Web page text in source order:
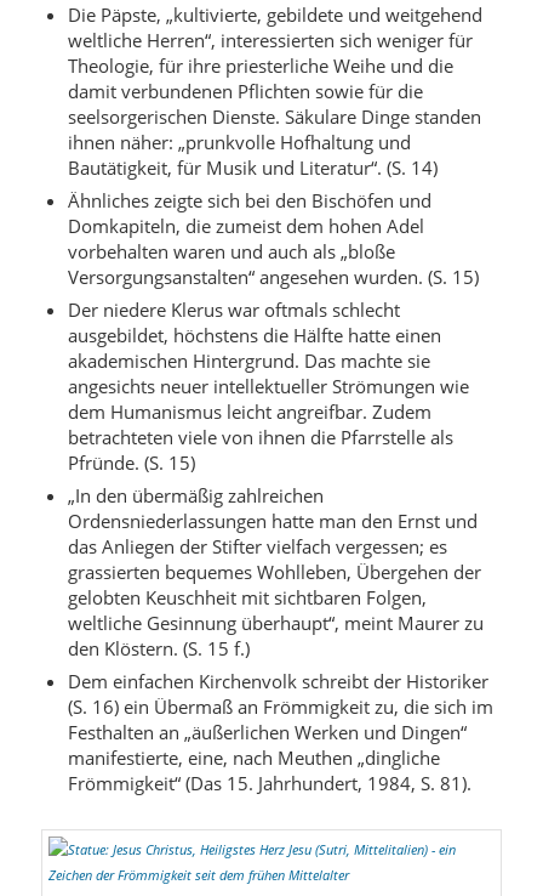
Die Päpste, „kultivierte, gebildete und weitgehend
weltliche Herren“, interessierten sich weniger für
Theologie, für ihre priesterliche Weihe und die
damit verbundenen Pflichten sowie für die
seelsorgerischen Dienste. Säkulare Dinge standen
ihnen näher: „prunkvolle Hofhaltung und
Bautätigkeit, für Musik und Literatur“. (S. 14)
Ähnliches zeigte sich bei den Bischöfen und
Domkapiteln, die zumeist dem hohen Adel
vorbehalten waren und auch als „bloße
Versorgungsanstalten“ angesehen wurden. (S. 15)
Der niedere Klerus war oftmals schlecht
ausgebildet, höchstens die Hälfte hatte einen
akademischen Hintergrund. Das machte sie
angesichts neuer intellektueller Strömungen wie
dem Humanismus leicht angreifbar. Zudem
betrachteten viele von ihnen die Pfarrstelle als
Pfründe. (S. 15)
„In den übermäßig zahlreichen
Ordensniederlassungen hatte man den Ernst und
das Anliegen der Stifter vielfach vergessen; es
grassierten bequemes Wohlleben, Übergehen der
gelobten Keuschheit mit sichtbaren Folgen,
weltliche Gesinnung überhaupt“, meint Maurer zu
den Klöstern. (S. 15 f.)
Dem einfachen Kirchenvolk schreibt der Historiker
(S. 16) ein Übermaß an Frömmigkeit zu, die sich im
Festhalten an „äußerlichen Werken und Dingen“
manifestierte, eine, nach Meuthen „dingliche
Frömmigkeit“ (Das 15. Jahrhundert, 1984, S. 81).